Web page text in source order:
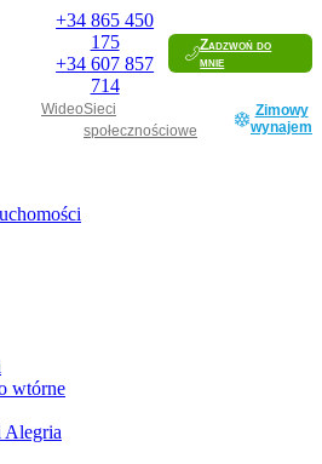
+34 865 450
175
+34 607 857
714
Zadzwoń do
mnie
WideoSieci
społecznościowe
Zimowy
wynajem
wtórne
Alegria